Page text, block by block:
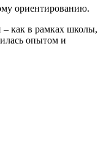
ориентированию.
– как в рамках школы,
опытом и